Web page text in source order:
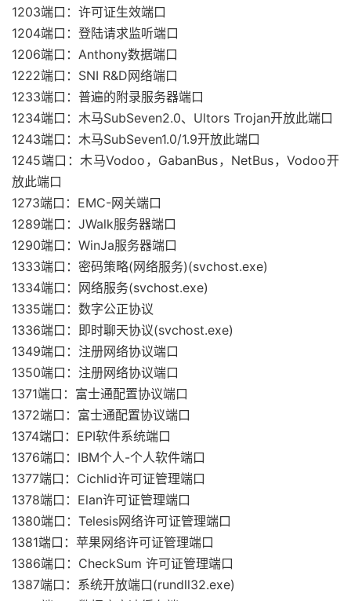
1203端口：许可证生效端口
1204端口：登陆请求监听端口
1206端口：Anthony数据端口
1222端口：SNI R&D网络端口
1233端口：普遍的附录服务器端口
1234端口：木马SubSeven2.0、Ultors Trojan开放此端口
1243端口：木马SubSeven1.0/1.9开放此端口
1245端口：木马Vodoo，GabanBus，NetBus，Vodoo开
放此端口
1273端口：EMC-网关端口
1289端口：JWalk服务器端口
1290端口：WinJa服务器端口
1333端口：密码策略(网络服务)(svchost.exe)
1334端口：网络服务(svchost.exe)
1335端口：数字公正协议
1336端口：即时聊天协议(svchost.exe)
1349端口：注册网络协议端口
1350端口：注册网络协议端口
1371端口：富士通配置协议端口
1372端口：富士通配置协议端口
1374端口：EPI软件系统端口
1376端口：IBM个人-个人软件端口
1377端口：Cichlid许可证管理端口
1378端口：Elan许可证管理端口
1380端口：Telesis网络许可证管理端口
1381端口：苹果网络许可证管理端口
1386端口：CheckSum 许可证管理端口
1387端口：系统开放端口(rundll32.exe)